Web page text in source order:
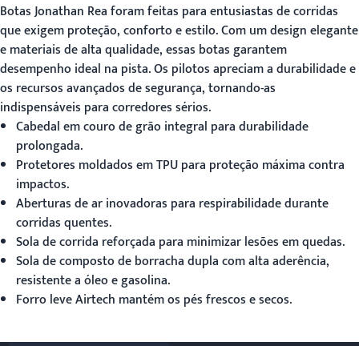
Botas Jonathan Reaforam feitas para entusiastas de corridas
que exigem proteção, conforto e estilo. Com um design elegante
e materiais de alta qualidade, essas botas garantem
desempenho ideal na pista. Os pilotos apreciam a durabilidade e
os recursos avançados de segurança, tornando-as
indispensáveis para corredores sérios.
Cabedal em couro de grão integral para durabilidade
prolongada.
Protetores moldados em TPU para proteção máxima contra
impactos.
Aberturas de ar inovadoras para respirabilidade durante
corridas quentes.
Sola de corrida reforçada para minimizar lesões em quedas.
Sola de composto de borracha dupla com alta aderência,
resistente a óleo e gasolina.
Forro leve Airtech mantém os pés frescos e secos.